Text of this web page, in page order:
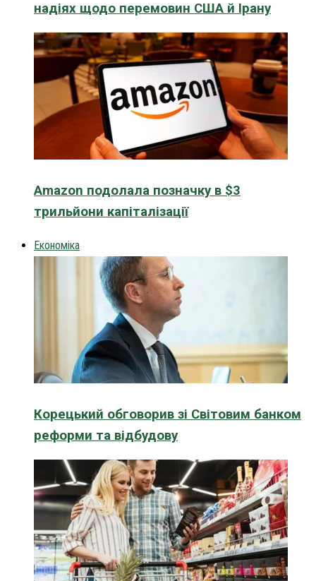
надіях щодо перемовин США й Ірану
Amazon подолала позначку в $3
трильйони капіталізації
Економіка
Корецький обговорив зі Світовим банком
реформи та відбудову